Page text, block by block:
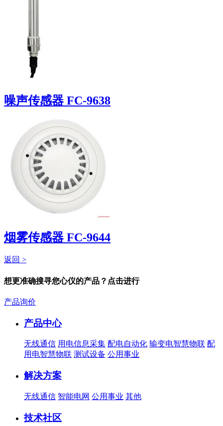
噪声传感器 FC-9638
烟雾传感器 FC-9644
返回 >
想更准确搜寻您心仪的产品？点击进行
产品询价
产品中心
无线通信 用电信息采集 配电自动化 输变电智慧物联 配
用电智慧物联 测试设备 公用事业
解决方案
无线通信 智能电网 公用事业 其他
技术社区